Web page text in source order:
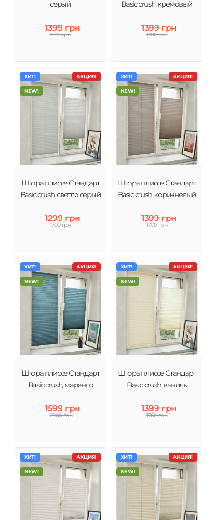
серый
1399 грн
1700 грн
Basic crush, кремовый
1399 грн
1700 грн
АКЦИЯ!
ХИТ!
NEW!
Штора плиссе Стандарт
Basic crush, светло серый
1299 грн
1700 грн
АКЦИЯ!
ХИТ!
NEW!
Штора плиссе Стандарт
Basic crush, коричневый
1399 грн
1700 грн
АКЦИЯ!
ХИТ!
NEW!
Штора плиссе Стандарт
Basic crush, маренго
1599 грн
2000 грн
АКЦИЯ!
ХИТ!
NEW!
Штора плиссе Стандарт
Basic crush, ваниль
1399 грн
1700 грн
АКЦИЯ!
ХИТ!
NEW!
АКЦИЯ!
ХИТ!
NEW!